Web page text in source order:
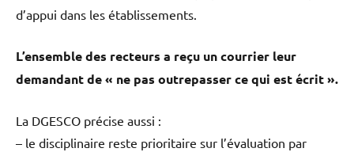
d’appui dans les établissements.
L’ensemble des recteurs a reçu un courrier leur
demandant de « ne pas outrepasser ce qui est écrit ».
La DGESCO précise aussi :
– le disciplinaire reste prioritaire sur l’évaluation par